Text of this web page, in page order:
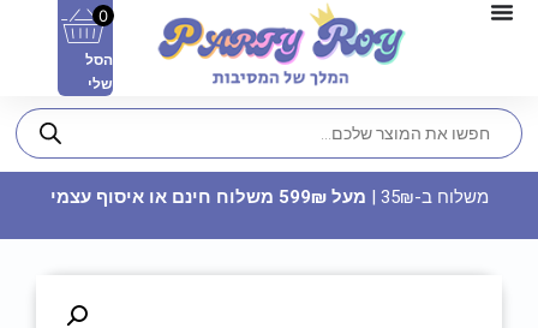
0
הסל
שלי
משלוח ב-35₪ | מעל 599₪ משלוח חינם או איסוף עצמי